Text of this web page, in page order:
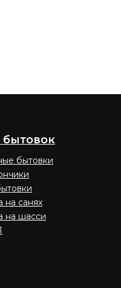
бытовки
на санях
на шасси
бытовок